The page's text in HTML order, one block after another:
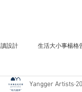
讀設計 生活大小事楊格
Yangger Artists